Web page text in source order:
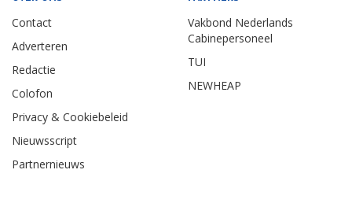
OVER ONS
Contact
Adverteren
Redactie
Colofon
Privacy & Cookiebeleid
PARTNERS
Vakbond Nederlands
Cabinepersoneel